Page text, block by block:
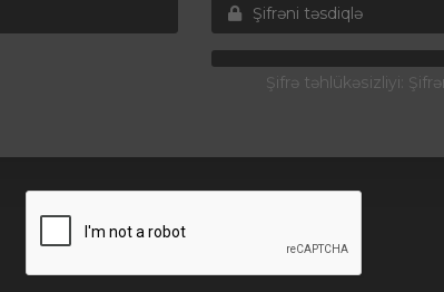
Şifrə təhlükəsizliyi: